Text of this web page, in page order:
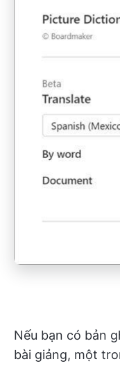
Nếu bạn có bản
bài giảng, một